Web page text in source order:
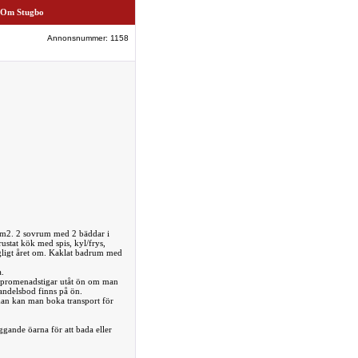
Om Stugbo
Annonsnummer: 1158
2 sovrum med 2 bäddar i
kök med spis, kyl/frys,
året om. Kaklat badrum med
utåt ön om man
finns på ön.
kan man boka transport för
öarna för att bada eller